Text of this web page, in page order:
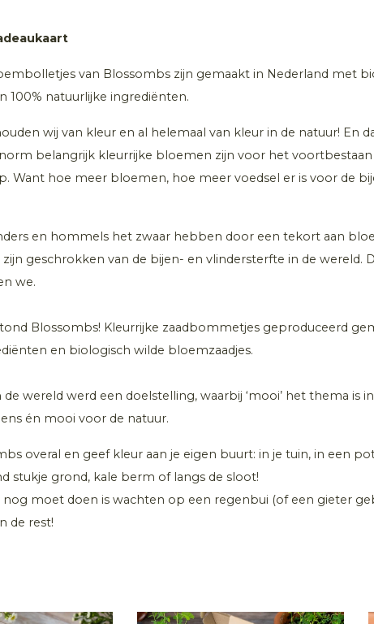
van Blossombs zijn gemaakt in Nederland met
100% natuurlijke ingrediënten.
wij van kleur en al helemaal van kleur in de natuur! En
belangrijk kleurrijke bloemen zijn voor het voortbestaan
Want hoe meer bloemen, hoe meer voedsel er is voor de
en hommels het zwaar hebben door een tekort aan
geschrokken van de bijen- en vlindersterfte in de wereld.
we.
Blossombs! Kleurrijke zaadbommetjes geproduceerd
en biologisch wilde bloemzaadjes.
de wereld werd een doelstelling, waarbij ‘mooi’ het thema is
én mooi voor de natuur.
overal en geef kleur aan je eigen buurt: in je tuin, in een
stukje grond, kale berm of langs de sloot!
nog moet doen is wachten op een regenbui (of een gieter
de rest!